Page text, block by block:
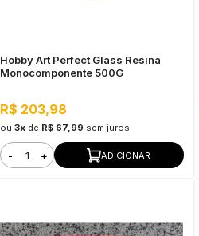
Hobby Art Perfect Glass Resina
Monocomponente 500G
R$ 203,98
ou 3x de R$ 67,99 sem juros
- + ADICIONAR